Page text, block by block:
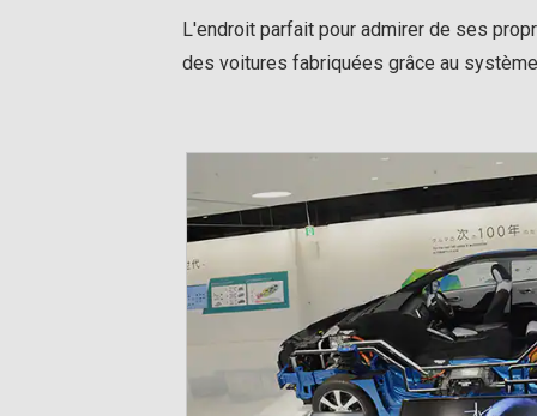
L'endroit parfait pour admirer de ses
des voitures fabriquées grâce au